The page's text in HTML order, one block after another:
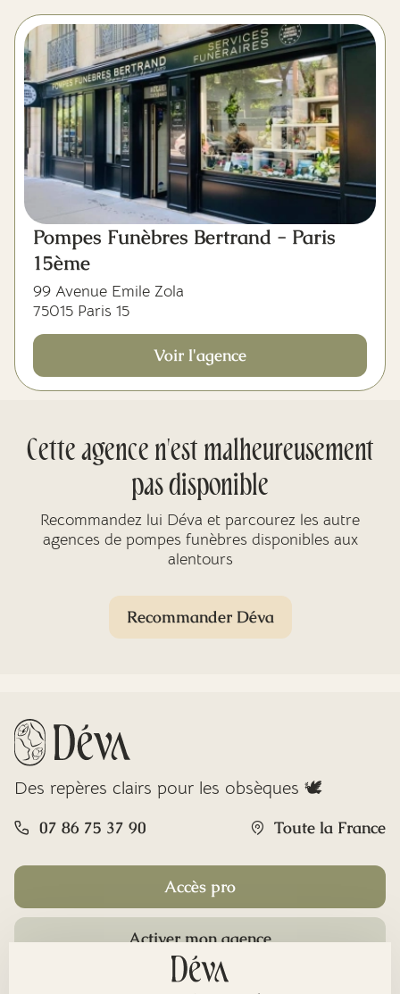
Pompes Funèbres Bertrand - Paris
15ème
99 Avenue Emile Zola
75015 Paris 15
Voir l'agence
Cette agence n'est malheureusement
pas disponible
Recommandez lui Déva et parcourez les autre
agences de pompes funèbres disponibles aux
alentours
Recommander Déva
Des repères clairs pour les obsèques 🕊️
07 86 75 37 90 Toute la France
Accès pro
Activer mon agence